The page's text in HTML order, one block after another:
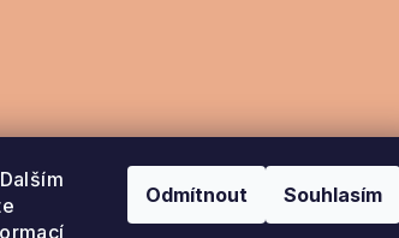
Odmítnout Souhlasím